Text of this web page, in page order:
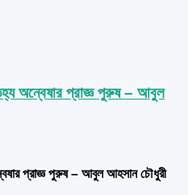
অন্বেষার প্রাজ্ঞ পুরুষ – আবুল
প্রাজ্ঞ পুরুষ – আবুল আহসান চৌধুরী